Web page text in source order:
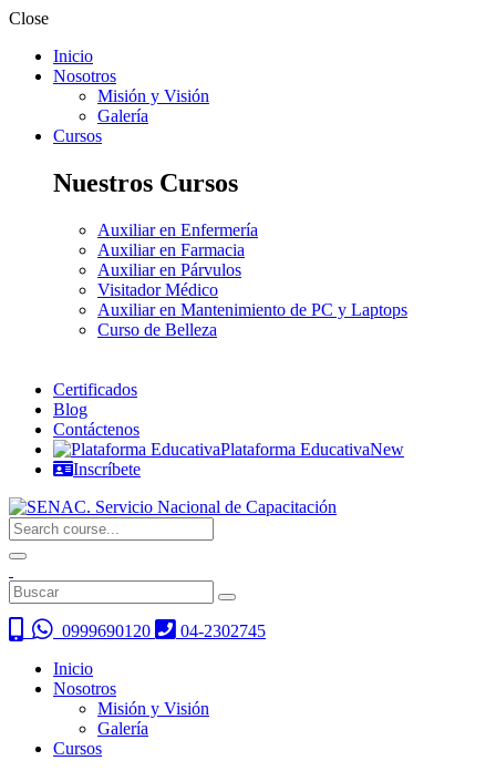
Close
Inicio
Nosotros
Misión y Visión
Galería
Cursos
Nuestros Cursos
Auxiliar en Enfermería
Auxiliar en Farmacia
Auxiliar en Párvulos
Visitador Médico
Auxiliar en Mantenimiento de PC y Laptops
Curso de Belleza
Certificados
Blog
Contáctenos
Plataforma EducativaNew
Inscríbete
0999690120
04-2302745
Inicio
Nosotros
Misión y Visión
Galería
Cursos